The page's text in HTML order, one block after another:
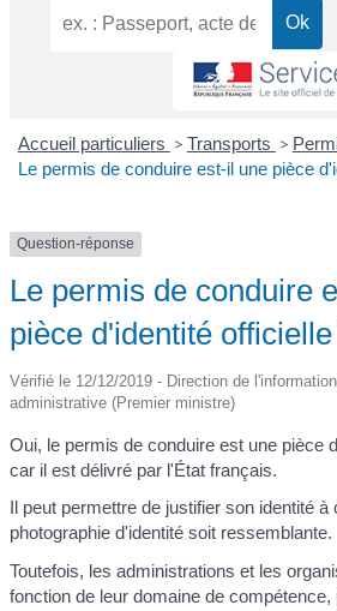
Accueil particuliers > Transports >
Le permis de conduire est-il une pièce
Question-réponse
Le permis de conduire
pièce d'identité
Vérifié le 12/12/2019 - Direction de
administrative (Premier ministre)
Oui, le permis de conduire est une pièce
car il est délivré par l'État français.
Il peut permettre de justifier son identité à
photographie d'identité soit ressemblante.
Toutefois, les administrations et les
fonction de leur domaine de